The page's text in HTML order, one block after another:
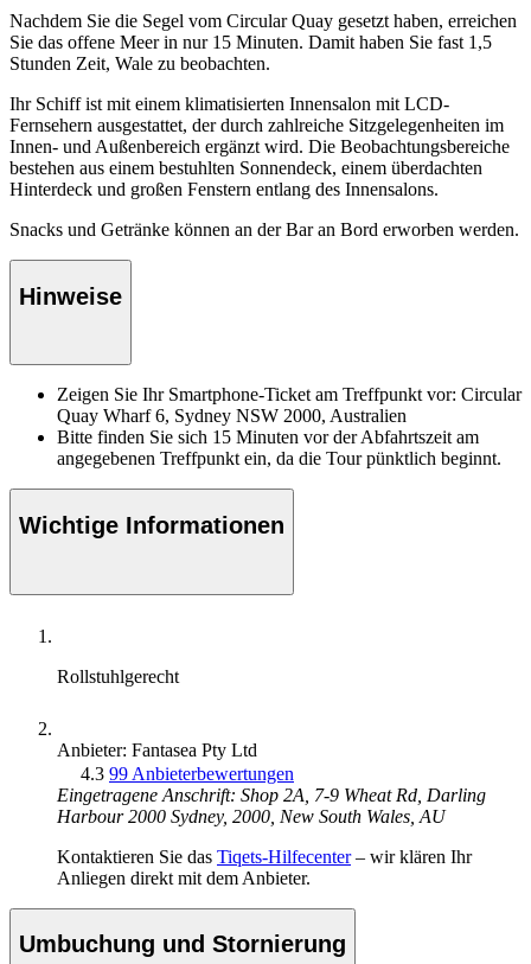
Nachdem Sie die Segel vom Circular Quay gesetzt haben, erreichen
Sie das offene Meer in nur 15 Minuten. Damit haben Sie fast 1,5
Stunden Zeit, Wale zu beobachten.
Ihr Schiff ist mit einem klimatisierten Innensalon mit LCD-
Fernsehern ausgestattet, der durch zahlreiche Sitzgelegenheiten im
Innen- und Außenbereich ergänzt wird. Die Beobachtungsbereiche
bestehen aus einem bestuhlten Sonnendeck, einem überdachten
Hinterdeck und großen Fenstern entlang des Innensalons.
Snacks und Getränke können an der Bar an Bord erworben werden.
Hinweise
Zeigen Sie Ihr Smartphone-Ticket am Treffpunkt vor: Circular
Quay Wharf 6, Sydney NSW 2000, Australien
Bitte finden Sie sich 15 Minuten vor der Abfahrtszeit am
angegebenen Treffpunkt ein, da die Tour pünktlich beginnt.
Wichtige Informationen
Rollstuhlgerecht
Anbieter: Fantasea Pty Ltd
4.3 99 Anbieterbewertungen
Eingetragene Anschrift: Shop 2A, 7-9 Wheat Rd, Darling
Harbour 2000 Sydney, 2000, New South Wales, AU
Kontaktieren Sie das Tiqets-Hilfecenter– wir klären Ihr
Anliegen direkt mit dem Anbieter.
Umbuchung und Stornierung